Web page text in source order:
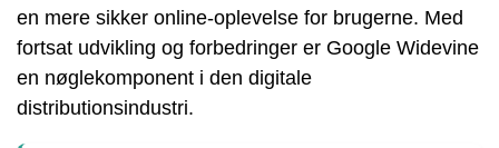
en mere sikker online-oplevelse for brugerne. Med
fortsat udvikling og forbedringer er Google Widevine
en nøglekomponent i den digitale
distributionsindustri.